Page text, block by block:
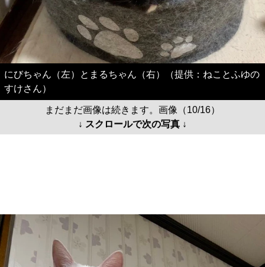
にびちゃん（左）とまるちゃん（右）（提供：ねことふゆの
すけさん）
まだまだ画像は続きます。画像（10/16）
↓ スクロールで次の写真 ↓